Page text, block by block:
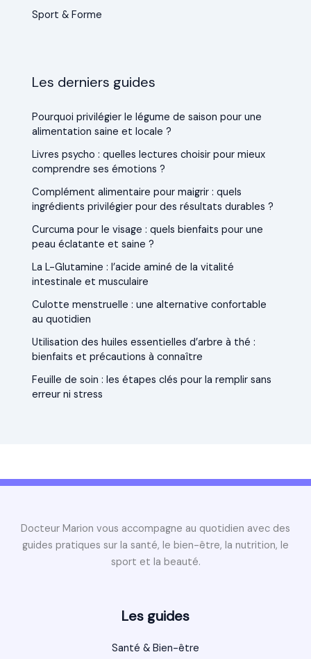
Sport & Forme
Les derniers guides
Pourquoi privilégier le légume de saison pour une
alimentation saine et locale ?
Livres psycho : quelles lectures choisir pour mieux
comprendre ses émotions ?
Complément alimentaire pour maigrir : quels
ingrédients privilégier pour des résultats durables ?
Curcuma pour le visage : quels bienfaits pour une
peau éclatante et saine ?
La L-Glutamine : l’acide aminé de la vitalité
intestinale et musculaire
Culotte menstruelle : une alternative confortable
au quotidien
Utilisation des huiles essentielles d’arbre à thé :
bienfaits et précautions à connaître
Feuille de soin : les étapes clés pour la remplir sans
erreur ni stress
Docteur Marion vous accompagne au quotidien avec des
guides pratiques sur la santé, le bien-être, la nutrition, le
sport et la beauté.
Les guides
Santé & Bien-être